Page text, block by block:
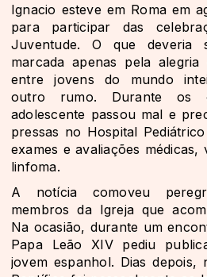
Ignacio esteve em Roma em
para participar das
Juventude. O que deveria
marcada apenas pela
entre jovens do mundo
outro rumo. Durante os
adolescente passou mal e
pressas no Hospital
exames e avaliações
linfoma.
A notícia comoveu
membros da Igreja que
Na ocasião, durante um
Papa Leão XIV pediu
jovem espanhol. Dias